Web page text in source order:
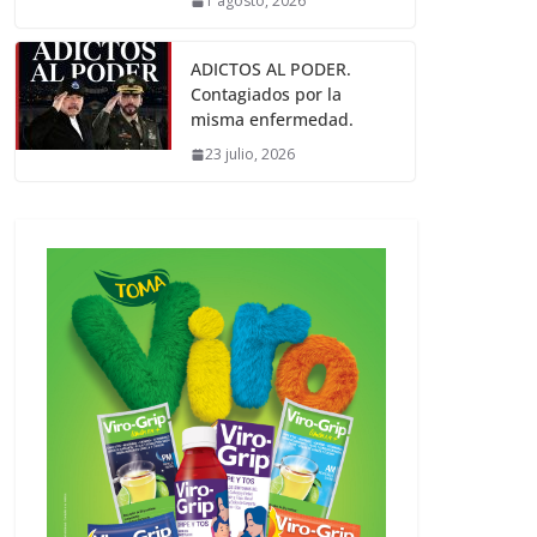
ADICTOS AL PODER.
Contagiados por la
misma enfermedad.
23 julio, 2026